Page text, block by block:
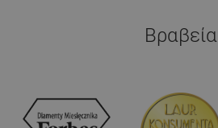
Βραβεία